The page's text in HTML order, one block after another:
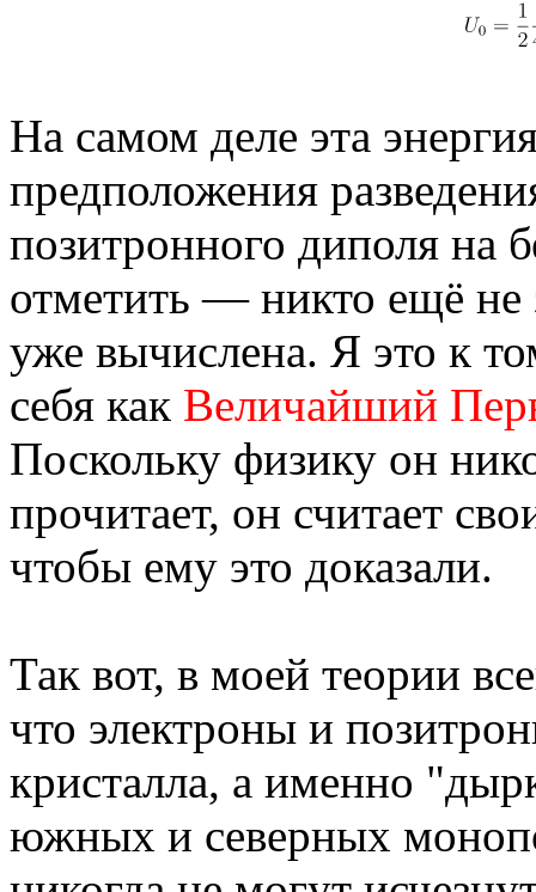
На самом деле эта
предположения
позитронного диполя на
отметить — никто ещё не
уже вычислена. Я это к
себя как Величайший
Поскольку физику он
прочитает, он считает
чтобы ему это доказали.
Так вот, в моей теории
что электроны и
кристалла, а именно
южных и северных